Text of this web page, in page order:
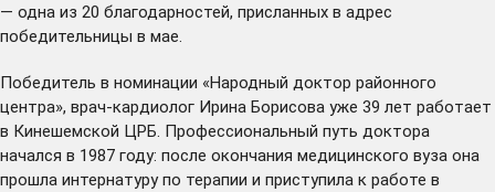
— одна из 20 благодарностей, присланных в адрес
победительницы в мае.
Победитель в номинации «Народный доктор районного
центра», врач-кардиолог Ирина Борисова уже 39 лет работает
в Кинешемской ЦРБ. Профессиональный путь доктора
начался в 1987 году: после окончания медицинского вуза она
прошла интернатуру по терапии и приступила к работе в